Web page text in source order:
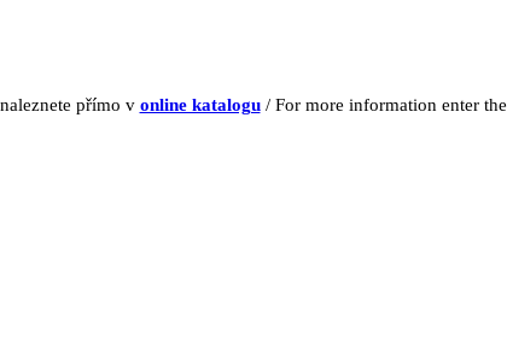
přímo v online katalogu/ For more information enter the